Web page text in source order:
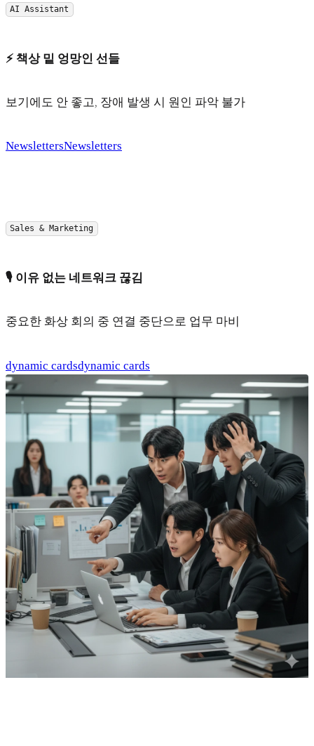
AI Assistant
⚡️ 책상 밑 엉망인 선들
보기에도 안 좋고, 장애 발생 시 원인 파악 불가
NewslettersNewsletters
Sales & Marketing
🎙️ 이유 없는 네트워크 끊김
중요한 화상 회의 중 연결 중단으로 업무 마비
dynamic cardsdynamic cards